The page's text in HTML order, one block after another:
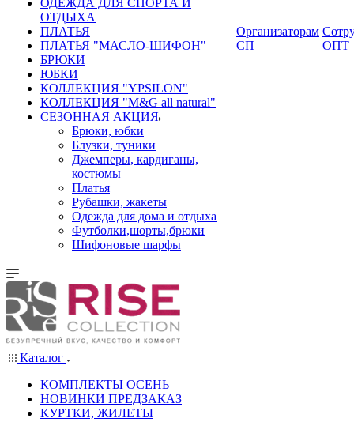
ОДЕЖДА ДЛЯ СПОРТА И
ОТДЫХА
ПЛАТЬЯ
ПЛАТЬЯ "МАСЛО-ШИФОН"
БРЮКИ
ЮБКИ
КОЛЛЕКЦИЯ "YPSILON"
КОЛЛЕКЦИЯ "M&G all natural"
СЕЗОННАЯ АКЦИЯ
Брюки, юбки
Блузки, туники
Джемперы, кардиганы,
костюмы
Платья
Рубашки, жакеты
Одежда для дома и отдыха
Футболки,шорты,брюки
Шифоновые шарфы
Организаторам
СП
ОПТ
Каталог
КОМПЛЕКТЫ ОСЕНЬ
НОВИНКИ ПРЕДЗАКАЗ
КУРТКИ, ЖИЛЕТЫ